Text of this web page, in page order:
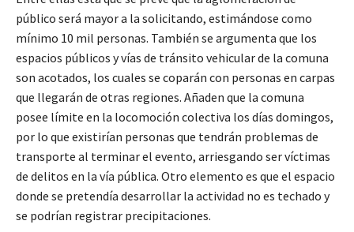
público será mayor a la solicitando, estimándose como
mínimo 10 mil personas. También se argumenta que los
espacios públicos y vías de tránsito vehicular de la comuna
son acotados, los cuales se coparán con personas en carpas
que llegarán de otras regiones. Añaden que la comuna
posee límite en la locomoción colectiva los días domingos,
por lo que existirían personas que tendrán problemas de
transporte al terminar el evento, arriesgando ser víctimas
de delitos en la vía pública. Otro elemento es que el espacio
donde se pretendía desarrollar la actividad no es techado y
se podrían registrar precipitaciones.